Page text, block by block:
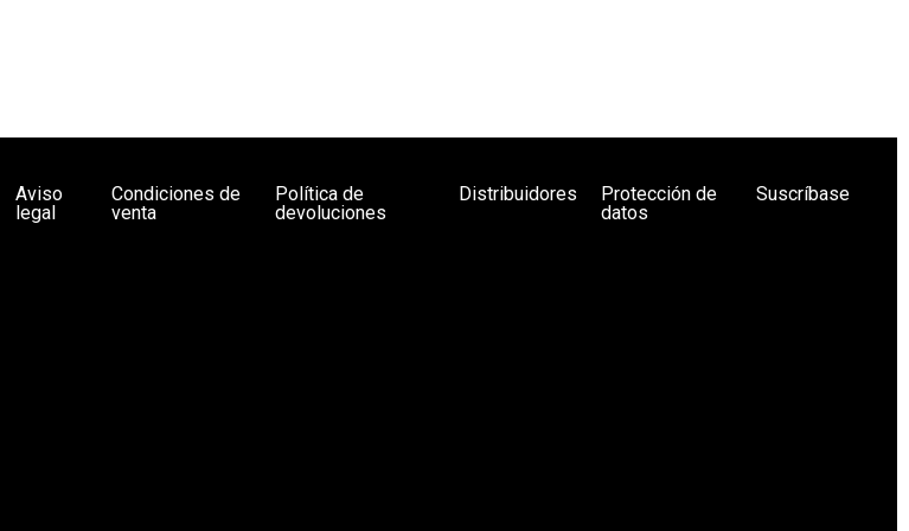
Aviso
legal
Condiciones de
venta
Política de
devoluciones
Distribuidores
Protección de
datos
Suscríbase